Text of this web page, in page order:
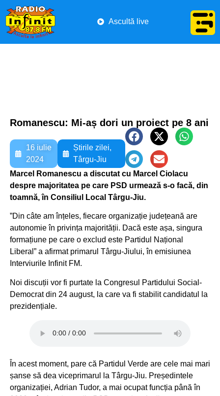
Ascultă live
Romanescu: Mi-aș dori un proiect pe 8 ani
16 iulie
2024
Știrile zilei,
Târgu-Jiu
Marcel Romanescu a discutat cu Marcel Ciolacu
despre majoritatea pe care PSD urmează s-o facă, din
toamnă, în Consiliul Local Târgu-Jiu.
”Din câte am înțeles, fiecare organizație județeană are
autonomie în privința majorității. Dacă este așa, singura
formațiune pe care o exclud este Partidul Național
Liberal” a afirmat primarul Târgu-Jiului, în emisiunea
Interviurile Infinit FM.
Noi discuții vor fi purtate la Congresul Partidului Social-
Democrat din 24 august, la care va fi stabilit candidatul la
prezidențiale.
În acest moment, pare că Partidul Verde are cele mai mari
șanse să dea viceprimarul la Târgu-Jiu. Președintele
organizației, Adrian Tudor, a mai ocupat funcția până în